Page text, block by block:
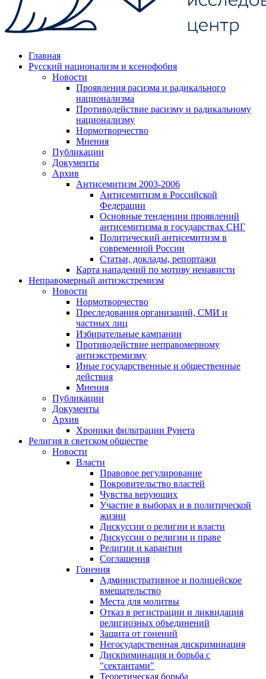
Главная
Русский национализм и ксенофобия
Новости
Проявления расизма и радикального
национализма
Противодействие расизму и радикальному
национализму
Нормотворчество
Мнения
Публикации
Документы
Архив
Антисемитизм 2003-2006
Антисемитизм в Российской
Федерации
Основные тенденции проявлений
антисемитизма в государствах СНГ
Политический антисемитизм в
современной России
Статьи, доклады, репортажи
Карта нападений по мотиву ненависти
Неправомерный антиэкстремизм
Новости
Нормотворчество
Преследования организаций, СМИ и
частных лиц
Избирательные кампании
Противодействие неправомерному
антиэкстремизму
Иные государственные и общественные
действия
Мнения
Публикации
Документы
Архив
Хроники фильтрации Рунета
Религия в светском обществе
Новости
Власти
Правовое регулирование
Покровительство властей
Чувства верующих
Участие в выборах и в политической
жизни
Дискуссии о религии и власти
Дискуссии о религии и праве
Религии и карантин
Соглашения
Гонения
Административное и полицейское
вмешательство
Места для молитвы
Отказ в регистрации и ликвидация
религиозных объединений
Защита от гонений
Негосударственная дискриминация
Дискриминация и борьба с
"сектантами"
Теоретическая борьба